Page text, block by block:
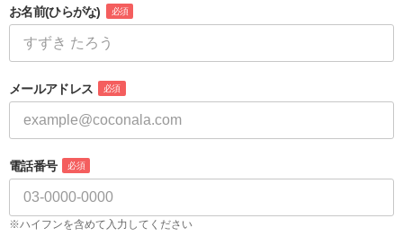
お名前(ひらがな) 必須
メールアドレス 必須
電話番号 必須
※ハイフンを含めて入力してください